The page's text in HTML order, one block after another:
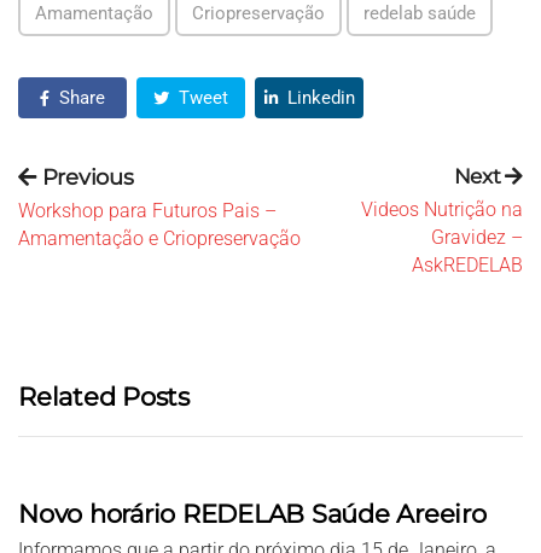
Amamentação Criopreservação redelab saúde
Share Tweet Linkedin
Previous
Workshop para Futuros Pais –
Amamentação e Criopreservação
Next
Videos Nutrição na
Gravidez –
AskREDELAB
Related Posts
Novo horário REDELAB Saúde Areeiro